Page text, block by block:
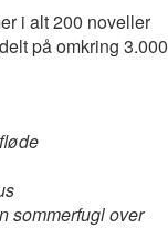
i alt 200 noveller
på omkring 3.000
sommerfugl over